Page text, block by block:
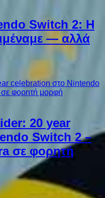
Switch 2: Η
— αλλά
20 year
Switch 2 –
σε φορητή